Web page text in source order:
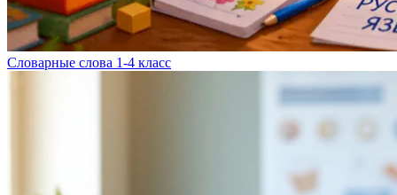
Словарные слова 1-4 класс